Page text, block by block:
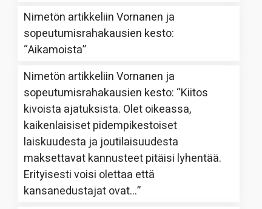
Nimetön artikkeliinVornanen ja
sopeutumisrahakausien kesto:
“Aikamoista”
Nimetön artikkeliinVornanen ja
sopeutumisrahakausien kesto: “Kiitos
kivoista ajatuksista. Olet oikeassa,
kaikenlaisiset pidempikestoiset
laiskuudesta ja joutilaisuudesta
maksettavat kannusteet pitäisi lyhentää.
Erityisesti voisi olettaa että
kansanedustajat ovat…”